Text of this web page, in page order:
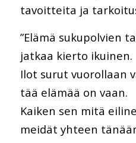
tavoitteita ja
”Elämä sukupolvien
jatkaa kierto ikuinen.
Ilot surut vuorollaan
tää elämää on vaan.
Kaiken sen mitä
meidät yhteen